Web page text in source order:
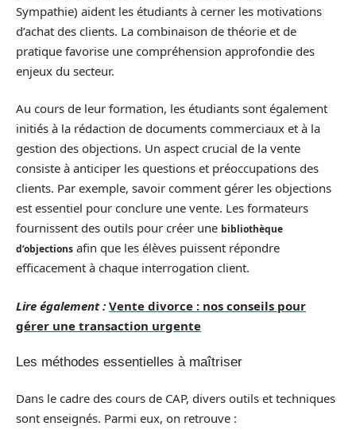
Sympathie) aident les étudiants à cerner les motivations
d’achat des clients. La combinaison de théorie et de
pratique favorise une compréhension approfondie des
enjeux du secteur.
Au cours de leur formation, les étudiants sont également
initiés à la rédaction de documents commerciaux et à la
gestion des objections. Un aspect crucial de la vente
consiste à anticiper les questions et préoccupations des
clients. Par exemple, savoir comment gérer les objections
est essentiel pour conclure une vente. Les formateurs
fournissent des outils pour créer une bibliothèque
d’objections afin que les élèves puissent répondre
efficacement à chaque interrogation client.
Lire également : Vente divorce : nos conseils pour
gérer une transaction urgente
Les méthodes essentielles à maîtriser
Dans le cadre des cours de CAP, divers outils et techniques
sont enseignés. Parmi eux, on retrouve :